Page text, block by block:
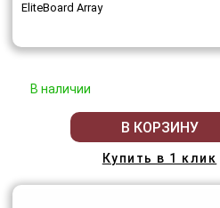
EliteBoard Array
В наличии
В КОРЗИНУ
Купить в 1 клик